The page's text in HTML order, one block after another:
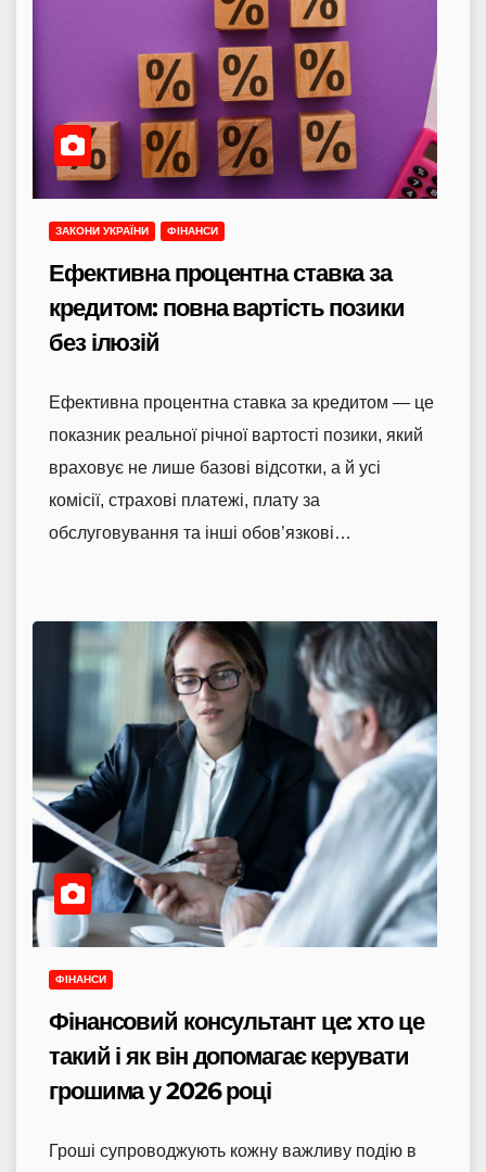
ЗАКОНИ УКРАЇНИ ФІНАНСИ
Ефективна процентна ставка за
кредитом: повна вартість позики
без ілюзій
Ефективна процентна ставка за кредитом — це
показник реальної річної вартості позики, який
враховує не лише базові відсотки, а й усі
комісії, страхові платежі, плату за
обслуговування та інші обов’язкові…
ФІНАНСИ
Фінансовий консультант це: хто це
такий і як він допомагає керувати
грошима у 2026 році
Гроші супроводжують кожну важливу подію в